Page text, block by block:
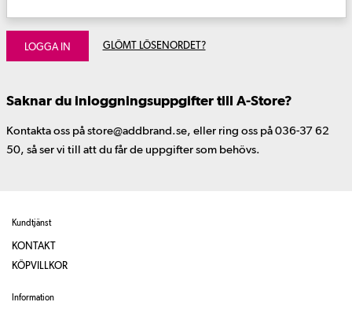
LOGGA IN GLÖMT LÖSENORDET?
Saknar du inloggningsuppgifter till A-Store?
Kontakta oss på store@addbrand.se, eller ring oss på 036-37 62
50, så ser vi till att du får de uppgifter som behövs.
Kundtjänst
KONTAKT
KÖPVILLKOR
Information